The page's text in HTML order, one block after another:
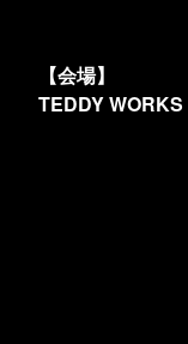
【会場】
TEDDY WORKS